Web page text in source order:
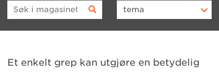
Søk i magasinet tema
Et enkelt grep kan utgjøre en betydelig